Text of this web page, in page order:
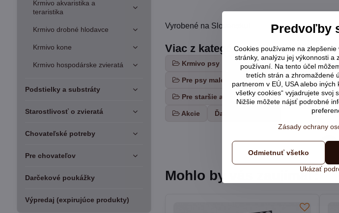
Vyrobené na Slovensku!
Viac z kategórie
Krmivo psy Granule Značky
Pre psy malého vzrastu Pre psy
Pre staršie a citlivé psy Bezobilninové
Akcie Ďalšie kategórie
Mohlo by vás zaujímať:
Krmivo akvaristika a
teraristika
Krmivo drobné hlodavce
Krmivo kone
Krmivo hospodárske zvieratá
Podstielky a substráty
Starostlivosť o zvieratá
Chovateľské potreby
Pre chovateľov
Darčekové poukážky
Výpredaj (expirujúce produkty)
Predvoľby
Cookies používame na
stránky, analýzu jej výkonnosti a
používaní. Na tento účel
tretích strán a zhromaždené
partnerom v EÚ, USA alebo
všetky cookies“ vyjadrujete svoj
Nižšie môžete nájsť podrobné
Zásady ochrany
Ukázať
Odmietnuť všetko